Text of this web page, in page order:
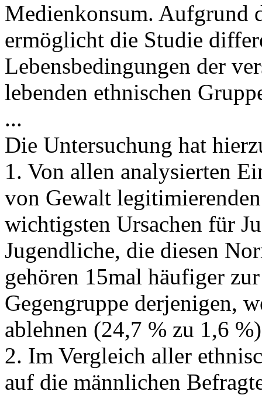
Medienkonsum. Aufgrund
ermöglicht die Studie
Lebensbedingungen der
lebenden ethnischen
...
Die Untersuchung hat
1. Von allen analysierten
von Gewalt
wichtigsten Ursachen für
Jugendliche, die diesen
gehören 15mal häufiger
Gegengruppe derjenigen,
ablehnen (24,7 % zu 1,6
2. Im Vergleich aller
auf die männlichen